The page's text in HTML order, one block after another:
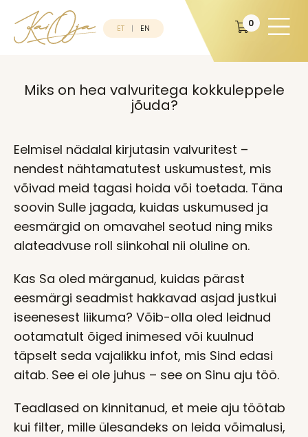
0
ET EN
Miks on hea valvuritega kokkuleppele
jõuda?
Eelmisel nädalal kirjutasin valvuritest –
nendest nähtamatutest uskumustest, mis
võivad meid tagasi hoida või toetada. Täna
soovin Sulle jagada, kuidas uskumused ja
eesmärgid on omavahel seotud ning miks
alateadvuse roll siinkohal nii oluline on.
Kas Sa oled märganud, kuidas pärast
eesmärgi seadmist hakkavad asjad justkui
iseenesest liikuma? Võib-olla oled leidnud
ootamatult õiged inimesed või kuulnud
täpselt seda vajalikku infot, mis Sind edasi
aitab. See ei ole juhus – see on Sinu aju töö.
Teadlased on kinnitanud, et meie aju töötab
kui filter, mille ülesandeks on leida võimalusi,